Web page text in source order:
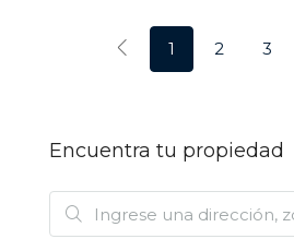
1 2 3
Encuentra tu propiedad